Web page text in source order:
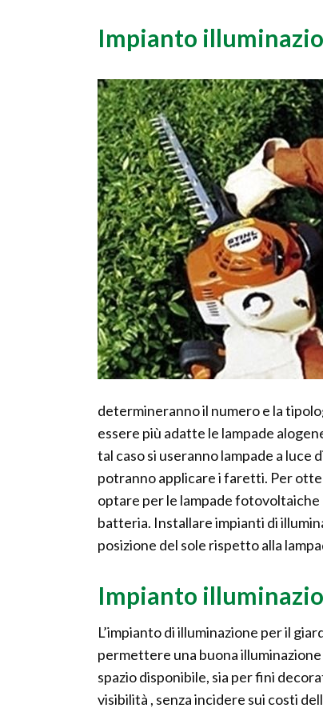
Impianto
determineranno il numero e la
essere più adatte le lampade
tal caso si useranno lampade a
potranno applicare i faretti. Per
optare per le lampade
batteria. Installare impianti di
posizione del sole rispetto alla
Impianto
L’impianto di illuminazione per il
permettere una buona
spazio disponibile, sia per fini
visibilità , senza incidere sui costi